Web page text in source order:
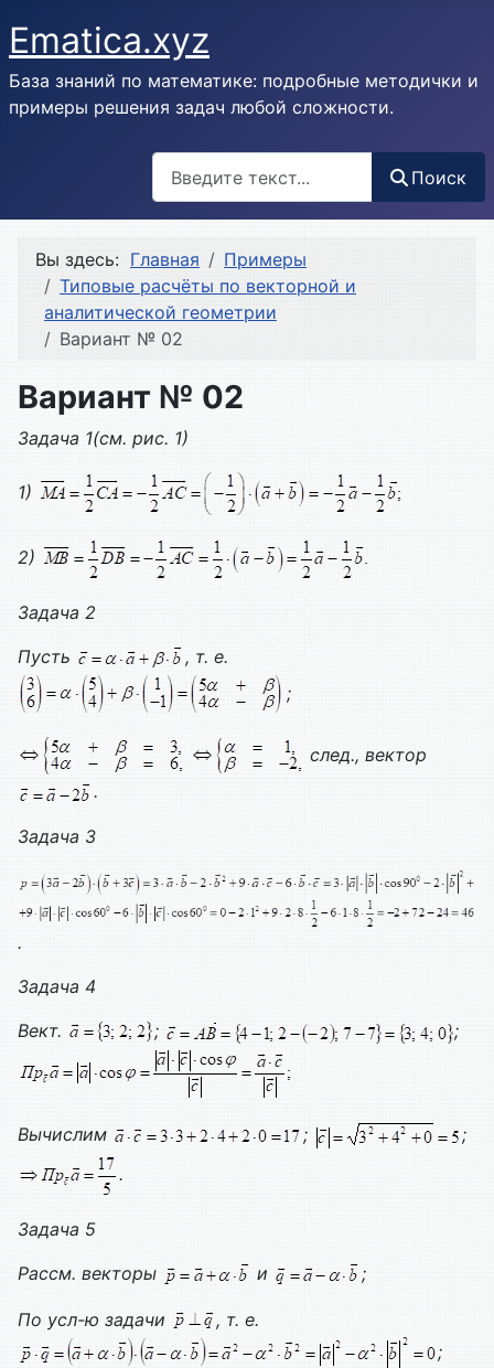
Ematica.xyz
База знаний по математике: подробные методички и
примеры решения задач любой сложности.
Поиск
Вы здесь: Главная
Примеры
Типовые расчёты по векторной и
аналитической геометрии
Вариант № 02
Вариант № 02
Задача 1(см. рис. 1)
1)
2)
Задача 2
Пусть
, т. е.
;
след., вектор
.
Задача 3
.
Задача 4
Вект.
; ;
Вычислим ;
;
.
Задача 5
Рассм. векторы
и ;
По усл-ю задачи
, т. е.
;